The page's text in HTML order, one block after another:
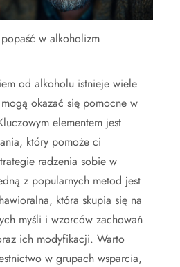
popaść w alkoholizm
od alkoholu istnieje wiele
okazać się pomocne w
elementem jest
który pomoże ci
radzenia sobie w
z popularnych metod jest
która skupia się na
myśli i wzorców zachowań
ich modyfikacji. Warto
w grupach wsparcia,